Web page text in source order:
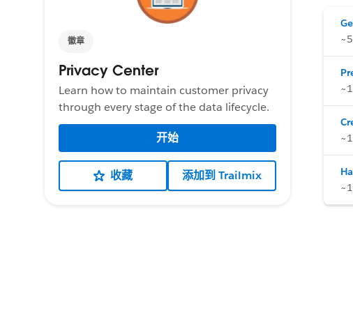
徽章
Privacy Center
Learn how to maintain customer privacy
through every stage of the data lifecycle.
开始
收藏 添加到 Trailmix